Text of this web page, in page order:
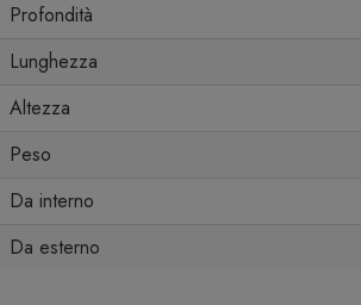
Profondità
Lunghezza
Altezza
Peso
Da interno
Da esterno